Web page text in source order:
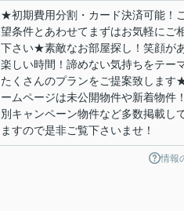
★初期費用分割・カード決済可能！
望条件とあわせてまずはお気軽にご
下さい★素敵なお部屋探し！笑顔が
楽しい時間！諦めない気持ちをテー
たくさんのプランをご提案致します
ームページは未公開物件や新着物件
別キャンペーン物件など多数掲載し
ますので是非ご覧下さいませ！
情報